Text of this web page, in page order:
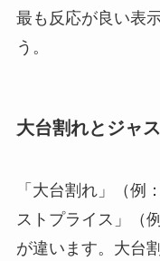
最も反応が良い表
う。
大台割れとジャ
「大台割れ」（例
ストプライス」（
が違います。大台